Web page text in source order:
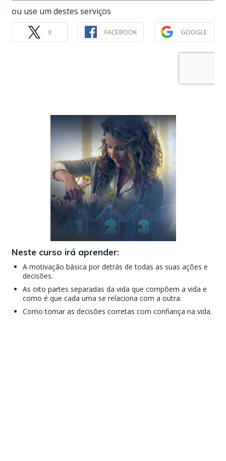
ou use um destes serviços
X FACEBOOK GOOGLE
Neste curso irá aprender:
A motivação básica por detrás de todas as suas ações e
decisões.
As oito partes separadas da vida que compõem a vida e
como é que cada uma se relaciona com a outra.
Como tomar as decisões corretas com confiança na vida.